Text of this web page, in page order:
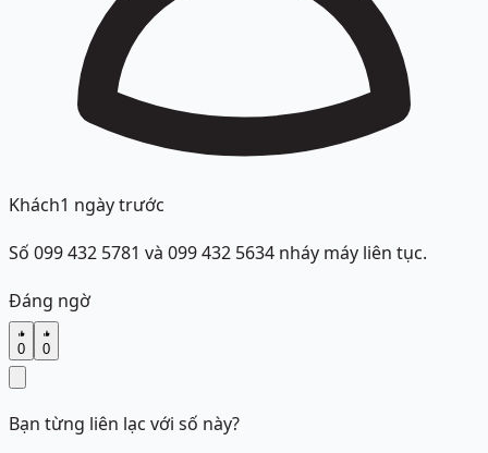
Khách1 ngày trước
Số 099 432 5781 và 099 432 5634 nháy máy liên tục.
Đáng ngờ
0 0
Bạn từng liên lạc với số này?